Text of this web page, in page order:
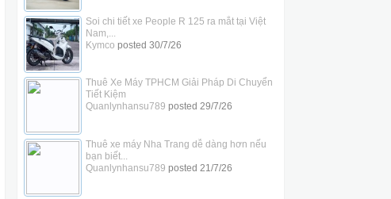
Soi chi tiết xe People R 125 ra mắt tại Việt
Nam,...
Kymco posted 30/7/26
Thuê Xe Máy TPHCM Giải Pháp Di Chuyển
Tiết Kiệm
Quanlynhansu789 posted 29/7/26
Thuê xe máy Nha Trang dễ dàng hơn nếu
bạn biết...
Quanlynhansu789 posted 21/7/26